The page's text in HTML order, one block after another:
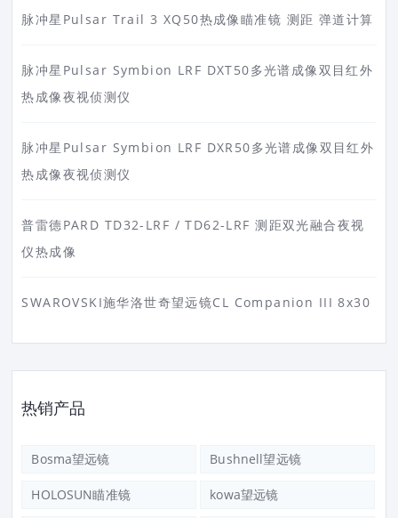
脉冲星Pulsar Trail 3 XQ50热成像瞄准镜 测距 弹道计算
脉冲星Pulsar Symbion LRF DXT50多光谱成像双目红外
热成像夜视侦测仪
脉冲星Pulsar Symbion LRF DXR50多光谱成像双目红外
热成像夜视侦测仪
普雷德PARD TD32-LRF / TD62-LRF 测距双光融合夜视
仪热成像
SWAROVSKI施华洛世奇望远镜CL Companion III 8x30
热销产品
Bosma望远镜 Bushnell望远镜
HOLOSUN瞄准镜 kowa望远镜